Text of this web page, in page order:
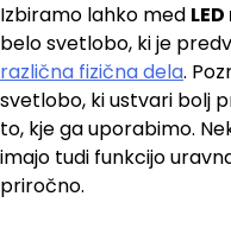
Izbiramo lahko med
belo svetlobo, ki je
različna fizična dela.
svetlobo, ki ustvari bolj
to, kje ga uporabimo.
imajo tudi funkcijo
priročno.